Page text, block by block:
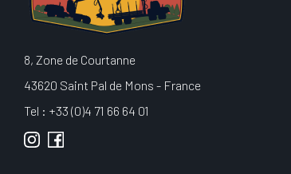
8, Zone de Courtanne
43620 Saint Pal de Mons - France
Tel : +33 (0)4 71 66 64 01